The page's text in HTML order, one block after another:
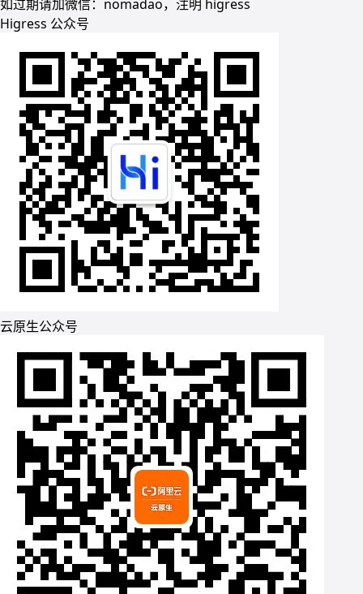
如过期请加微信：nomadao，注明 higress
Higress 公众号
云原生公众号